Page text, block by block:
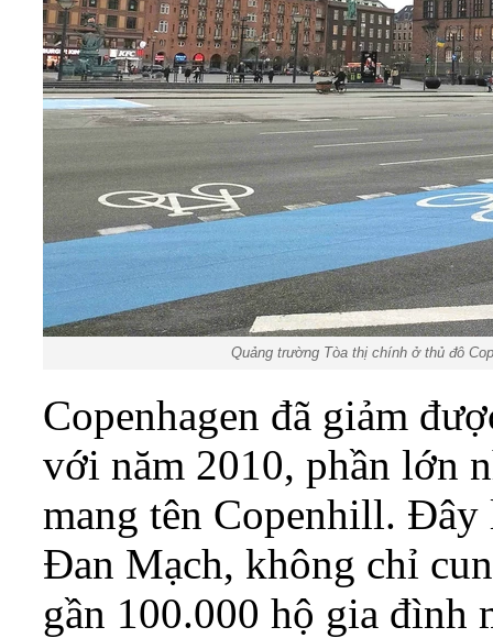
Quảng trường Tòa thị chính ở thủ đô
Copenhagen đã giảm
với năm 2010, phần lớn
mang tên Copenhill. Đây
Đan Mạch, không chỉ
gần 100.000 hộ gia đình